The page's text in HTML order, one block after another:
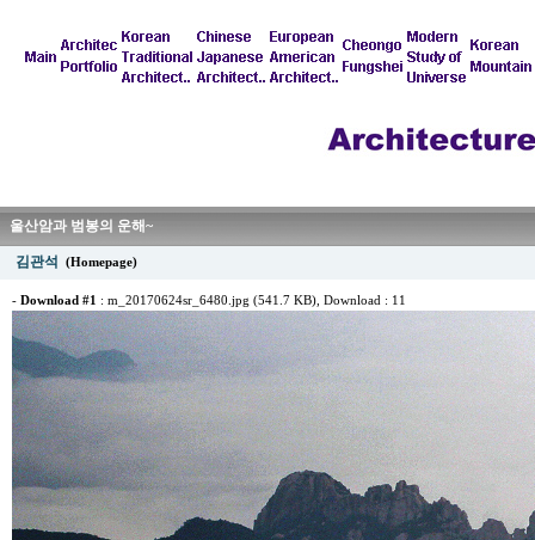
울산암과 범봉의 운해~
김관석 (Homepage)
- Download #1 : m_20170624sr_6480.jpg (541.7 KB) , Download : 11